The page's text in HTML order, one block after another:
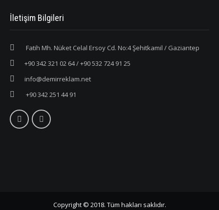
İletişim Bilgileri
Fatih Mh. Nüket Celal Ersoy Cd. No:4 Şehitkamil / Gaziantep
+90 342 321 02 64 / +90 532 724 91 25
info@demirreklam.net
+90 342 251 44 91
Copyright © 2018. Tüm hakları saklıdır.